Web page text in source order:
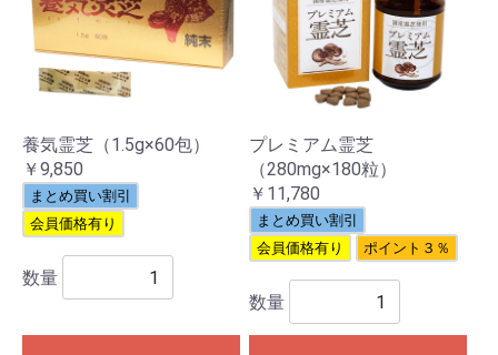
養気霊芝（1.5g×60包）
￥9,850
まとめ買い割引
会員価格有り
数量
プレミアム霊芝
（280mg×180粒）
￥11,780
まとめ買い割引
会員価格有り
ポイント３％
数量